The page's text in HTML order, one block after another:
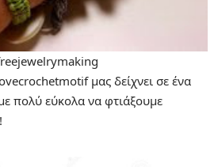
μας δείχνει σε ένα
πολύ εύκολα να φτιάξουμε